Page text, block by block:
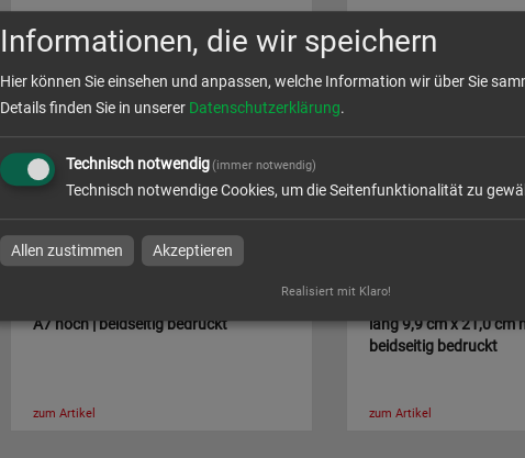
zum Artikel zum Artikel
A7 hoch | beidseitig bedruckt
zum Artikel
lang 9,9 cm x 21,0 cm
beidseitig bedruckt
zum Artikel
Informationen, die wir speichern
Hier können Sie einsehen und anpassen, welche Information wir über Sie
Details finden Sie in unserer Datenschutzerklärung.
Technisch notwendig(immer notwendig)
Technisch notwendige Cookies, um die Seitenfunktionalität zu
Allen zustimmen Akzeptieren
Realisiert mit Klaro!